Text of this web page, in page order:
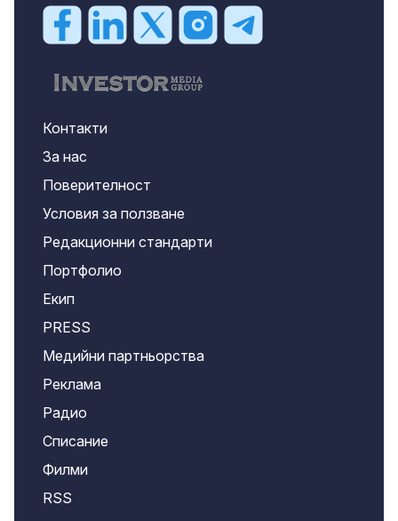
Контакти
За нас
Поверителност
Условия за ползване
Редакционни стандарти
Портфолио
Екип
PRESS
Медийни партньорства
Реклама
Радио
Списание
Филми
RSS